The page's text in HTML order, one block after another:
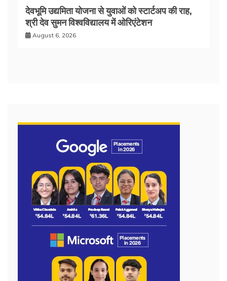
देवभूमि उद्यमिता योजना से युवाओं को स्टार्टअप की राह,
श्री देव सुमन विश्वविद्यालय में ओरिएंटेशन
August 6, 2026